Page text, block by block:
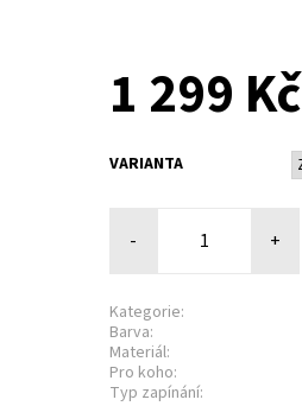
1 299 Kč
VARIANTA
- +
Kategorie:
Barva:
Materiál:
Pro koho:
Typ zapínání: